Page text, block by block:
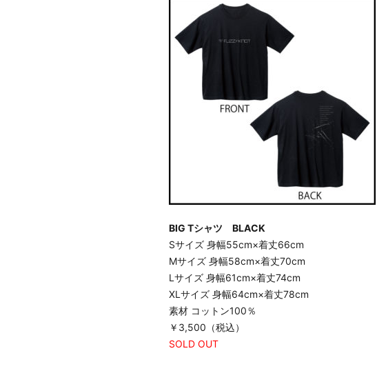
BIG Tシャツ BLACK
Sサイズ 身幅55cm×着丈66cm
Mサイズ 身幅58cm×着丈70cm
Lサイズ 身幅61cm×着丈74cm
XLサイズ 身幅64cm×着丈78cm
素材 コットン100％
￥3,500（税込）
SOLD OUT